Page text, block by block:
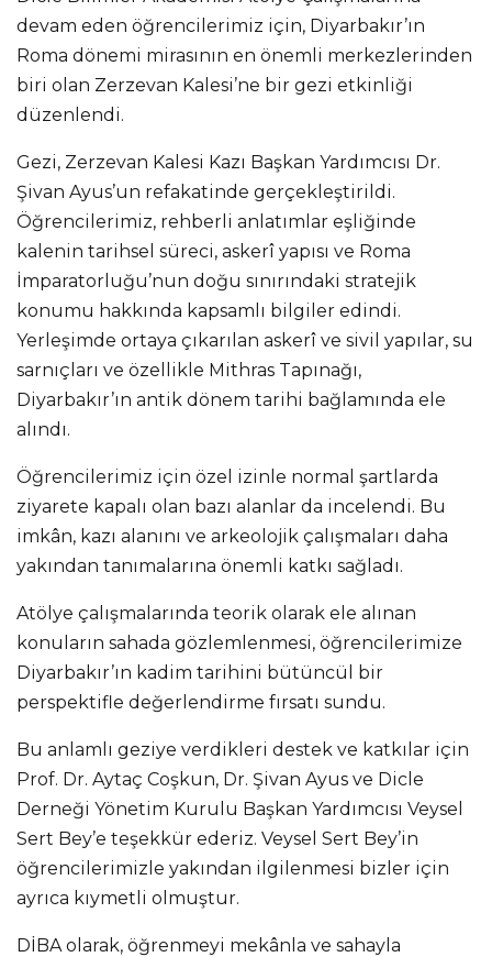
devam eden öğrencilerimiz için, Diyarbakır’ın
Roma dönemi mirasının en önemli merkezlerinden
biri olan Zerzevan Kalesi’ne bir gezi etkinliği
düzenlendi.
Gezi, Zerzevan Kalesi Kazı Başkan Yardımcısı Dr.
Şivan Ayus’un refakatinde gerçekleştirildi.
Öğrencilerimiz, rehberli anlatımlar eşliğinde
kalenin tarihsel süreci, askerî yapısı ve Roma
İmparatorluğu’nun doğu sınırındaki stratejik
konumu hakkında kapsamlı bilgiler edindi.
Yerleşimde ortaya çıkarılan askerî ve sivil yapılar, su
sarnıçları ve özellikle Mithras Tapınağı,
Diyarbakır’ın antik dönem tarihi bağlamında ele
alındı.
Öğrencilerimiz için özel izinle normal şartlarda
ziyarete kapalı olan bazı alanlar da incelendi. Bu
imkân, kazı alanını ve arkeolojik çalışmaları daha
yakından tanımalarına önemli katkı sağladı.
Atölye çalışmalarında teorik olarak ele alınan
konuların sahada gözlemlenmesi, öğrencilerimize
Diyarbakır’ın kadim tarihini bütüncül bir
perspektifle değerlendirme fırsatı sundu.
Bu anlamlı geziye verdikleri destek ve katkılar için
Prof. Dr. Aytaç Coşkun, Dr. Şivan Ayus ve Dicle
Derneği Yönetim Kurulu Başkan Yardımcısı Veysel
Sert Bey’e teşekkür ederiz. Veysel Sert Bey’in
öğrencilerimizle yakından ilgilenmesi bizler için
ayrıca kıymetli olmuştur.
DİBA olarak, öğrenmeyi mekânla ve sahayla